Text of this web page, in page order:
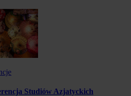
Studiów Azjatyckich